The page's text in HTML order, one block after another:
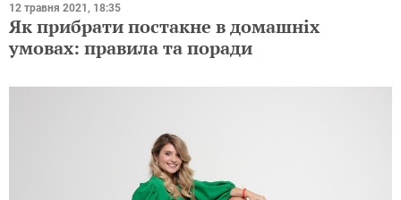
12 травня 2021, 18:35
Як прибрати постакне в домашніх
умовах: правила та поради